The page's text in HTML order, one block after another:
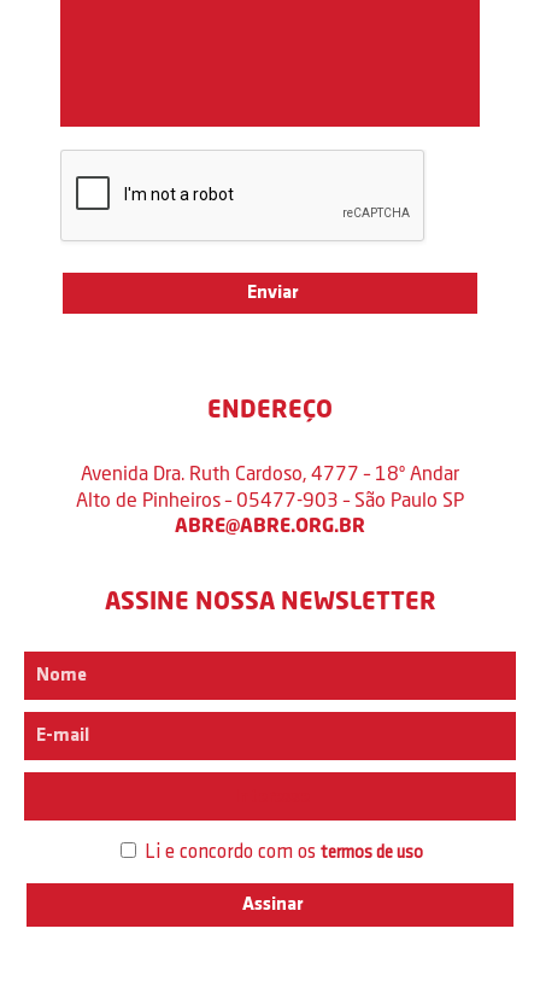
ENDEREÇO
Avenida Dra. Ruth Cardoso, 4777 – 18º Andar
Alto de Pinheiros – 05477-903 – São Paulo SP
ABRE@ABRE.ORG.BR
ASSINE NOSSA NEWSLETTER
Li e concordo com os termos de uso